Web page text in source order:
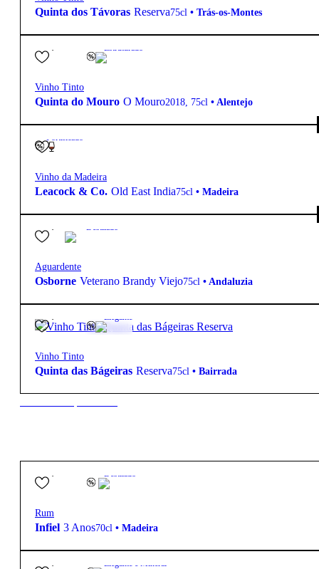
Quinta dos Távoras Reserva75cl • Trás-os-Montes
55,00€ Estruturado
Vinho Tinto
Quinta do Mouro O Mouro2018, 75cl • Alentejo
Fortificado
Vinho da Madeira
Leacock & Co. Old East India75cl • Madeira
55,00€Destilado
Aguardente
Osborne Veterano Brandy Viejo75cl • Andaluzia
13,50€ Elegante
Vinho Tinto
Quinta das Bágeiras Reserva75cl • Bairrada
39,50€ Destilado
Rum
Infiel 3 Anos70cl • Madeira
21,90€ Elegante e Mineral